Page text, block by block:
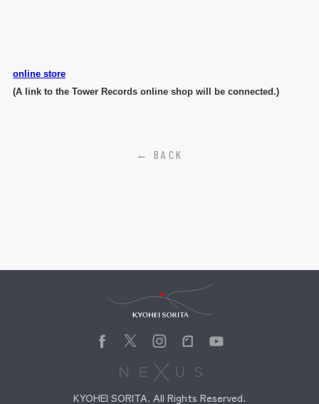
online store
(A link to the Tower Records online shop will be connected.)
← BACK
KYOHEI SORITA. All Rights Reserved.